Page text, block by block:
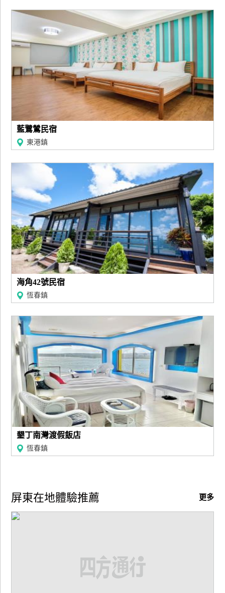
商
合
劃
商
宣
傳
藍鷺鷥民宿
東港鎮
海角42號民宿
恆春鎮
墾丁南灣渡假飯店
恆春鎮
更多
屏東在地體驗推薦